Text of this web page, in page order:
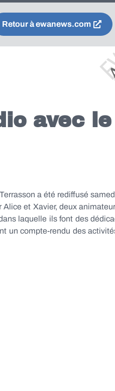
Retour à ewanews.com
avec
a été rediffusé
et Xavier, deux
laquelle ils font des
un compte-rendu des